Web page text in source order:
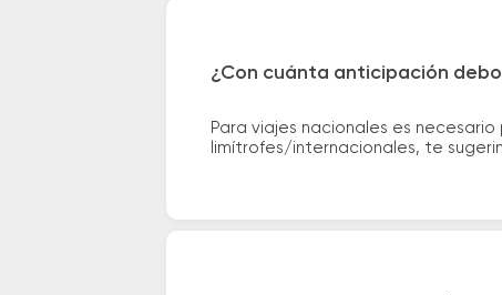
¿Con cuánta anticipación
Para viajes nacionales es
limítrofes/internacionales, te